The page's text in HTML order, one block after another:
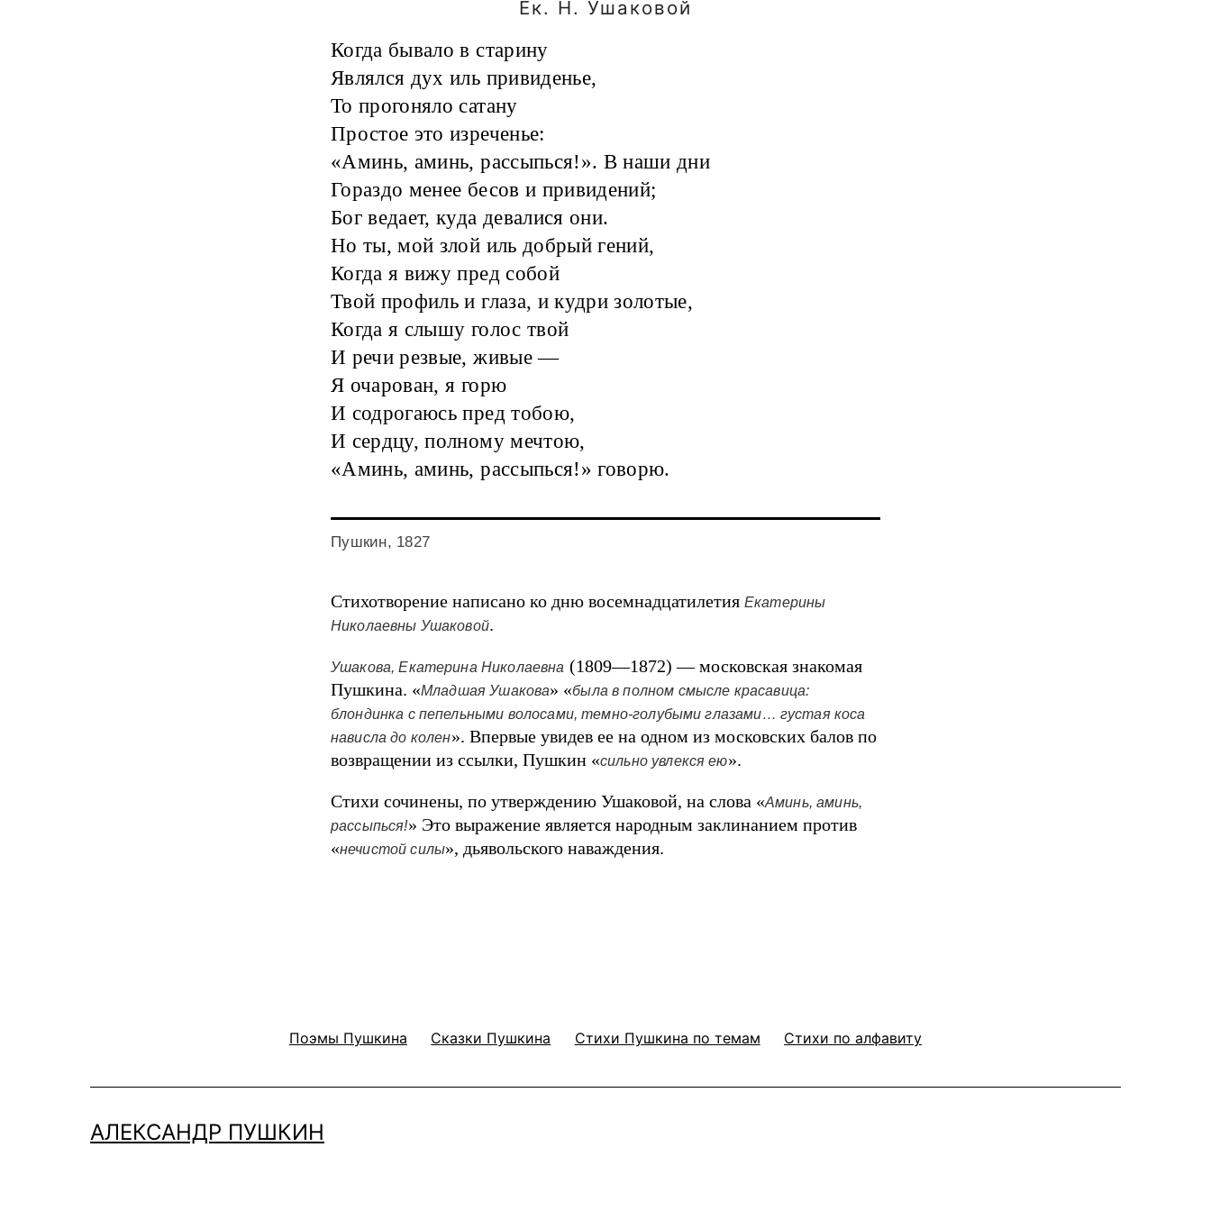
Ек. Н. Ушаковой
Когда бывало в старину
Являлся дух иль привиденье,
То прогоняло сатану
Простое это изреченье:
«Аминь, аминь, рассыпься!». В наши дни
Гораздо менее бесов и привидений;
Бог ведает, куда девалися они.
Но ты, мой злой иль добрый гений,
Когда я вижу пред собой
Твой профиль и глаза, и кудри золотые,
Когда я слышу голос твой
И речи резвые, живые —
Я очарован, я горю
И содрогаюсь пред тобою,
И сердцу, полному мечтою,
«Аминь, аминь, рассыпься!» говорю.
Пушкин, 1827
Стихотворение написано ко дню восемнадцатилетия Екатерины
Николаевны Ушаковой.
Ушакова, Екатерина Николаевна (1809—1872) — московская знакомая
Пушкина. «Младшая Ушакова» «была в полном смысле красавица:
блондинка с пепельными волосами, темно-голубыми глазами… густая коса
нависла до колен». Впервые увидев ее на одном из московских балов по
возвращении из ссылки, Пушкин «сильно увлекся ею».
Стихи сочинены, по утверждению Ушаковой, на слова «Аминь, аминь,
рассыпься!» Это выражение является народным заклинанием против
«нечистой силы», дьявольского наваждения.
Поэмы Пушкина Сказки Пушкина Стихи Пушкина по темам Стихи по алфавиту
АЛЕКСАНДР ПУШКИН